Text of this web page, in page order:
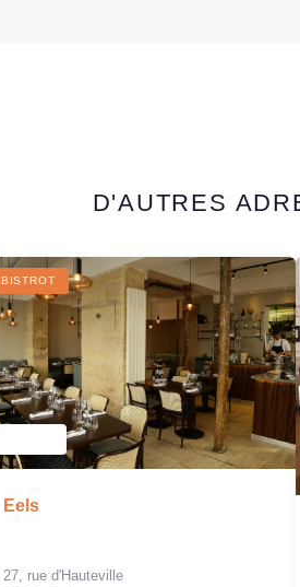
D'AUTRES
BISTROT
Eels
27, rue d'Hauteville